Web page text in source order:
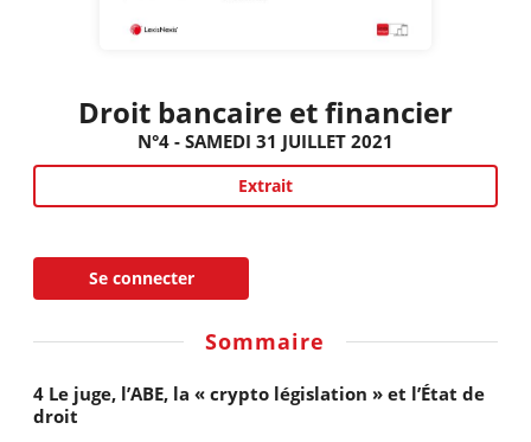
Droit bancaire et financier
N°4 - SAMEDI 31 JUILLET 2021
Extrait
Se connecter
Sommaire
4 Le juge, l’ABE, la « crypto législation » et l’État de
droit